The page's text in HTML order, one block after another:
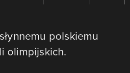
polskiemu
olimpijskich.